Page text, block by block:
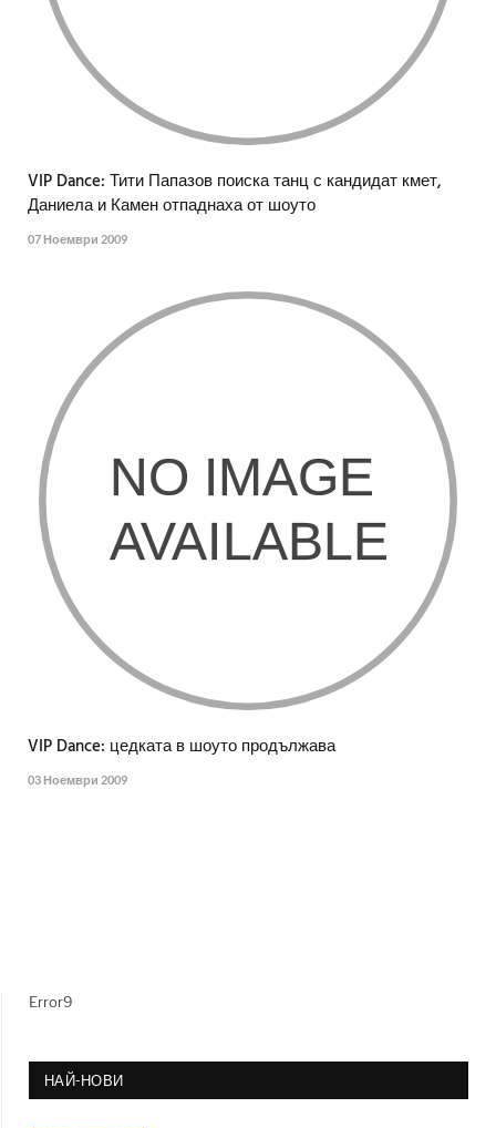
VIP Dance: Тити Папазов поиска танц с кандидат кмет,
Даниела и Камен отпаднаха от шоуто
07 Ноември 2009
VIP Dance: цедката в шоуто продължава
03 Ноември 2009
Error9
НАЙ-НОВИ